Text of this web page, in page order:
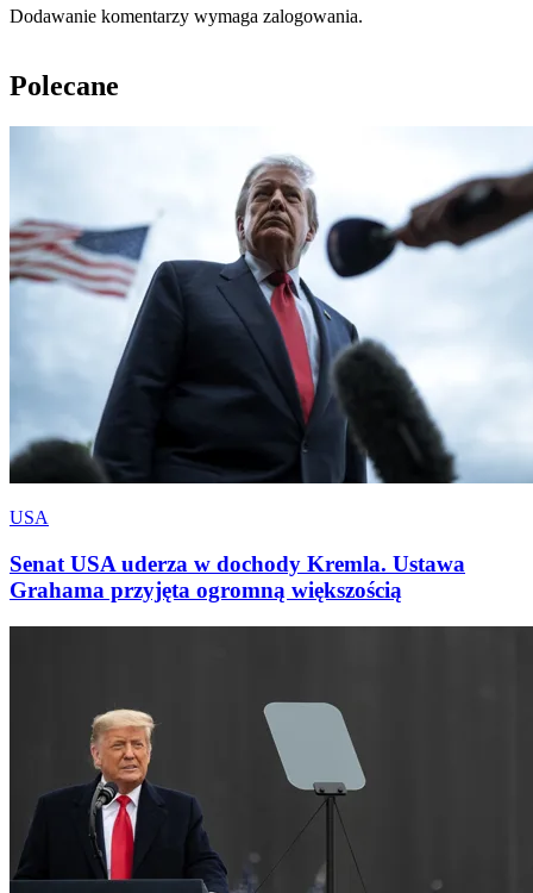
Dodawanie komentarzy wymaga zalogowania.
Polecane
USA
Senat USA uderza w dochody Kremla. Ustawa
Grahama przyjęta ogromną większością